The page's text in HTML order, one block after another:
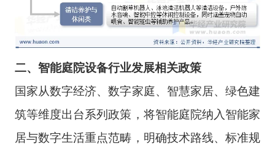
二、智能庭院设备行业发展相关政策
国家从数字经济、数字家庭、智慧家居、绿色建
筑等维度出台系列政策，将智能庭院纳入智能家
居与数字生活重点范畴，明确技术路线、标准规